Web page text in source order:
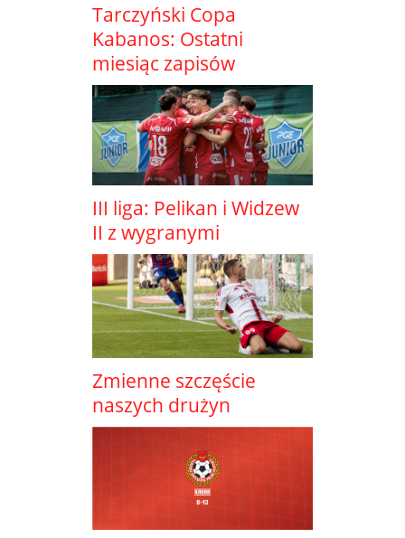
Tarczyński Copa
Kabanos: Ostatni
miesiąc zapisów
III liga: Pelikan i Widzew
II z wygranymi
Zmienne szczęście
naszych drużyn